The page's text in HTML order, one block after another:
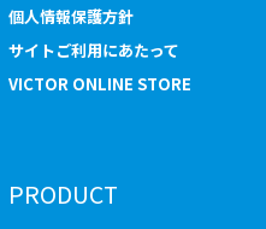
個人情報保護方針
サイトご利用にあたって
VICTOR ONLINE STORE
PRODUCT